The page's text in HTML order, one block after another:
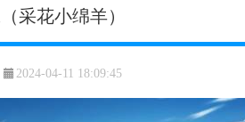
采花小绵羊）
2024-04-11 18:09:45